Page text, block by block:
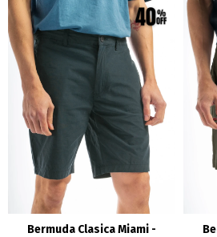
Bermuda Clasica Miami -